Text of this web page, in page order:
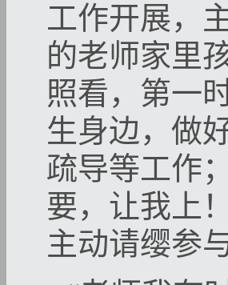
工作开展，
的老师家里
照看，第一
生身边，做
疏导等工作
要，让我上
主动请缨参